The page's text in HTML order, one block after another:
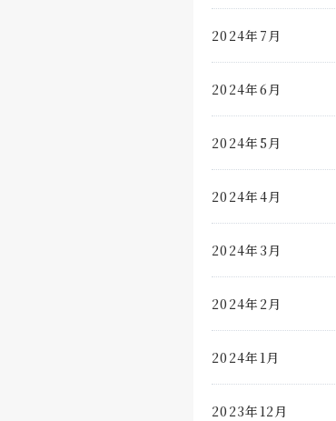
2024年7月
2024年6月
2024年5月
2024年4月
2024年3月
2024年2月
2024年1月
2023年12月